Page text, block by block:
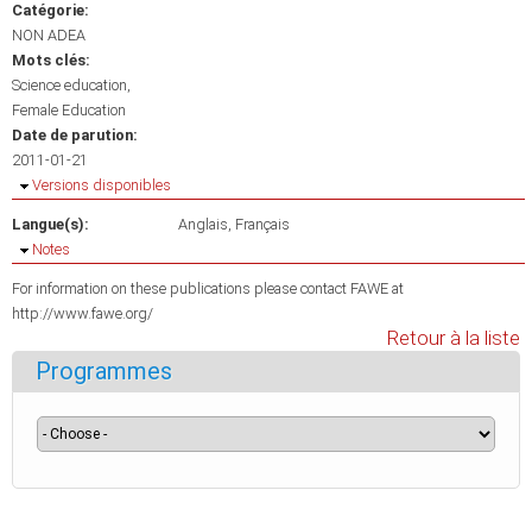
Catégorie:
NON ADEA
Mots clés:
Science education
Female Education
Date de parution:
2011-01-21
Masquer
Versions disponibles
Langue(s): Anglais Français
Masquer
Notes
For information on these publications please contact FAWE at
http://www.fawe.org/
Retour à la liste
Programmes